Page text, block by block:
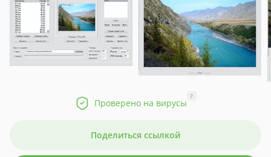
Проверено на вирусы
?
Поделиться ссылкой